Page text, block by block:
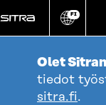
suoraan
sisältöön
Vaihda
kieli
FI
Olet
tiedot
sitra.fi.